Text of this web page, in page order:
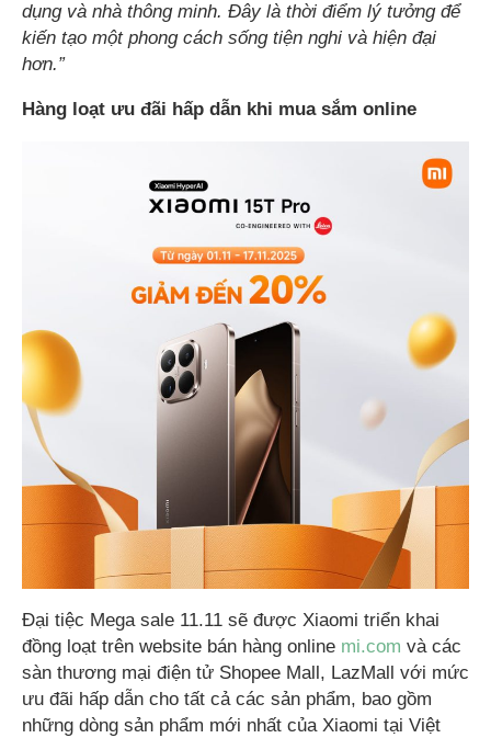
dụng và nhà thông minh. Đây là thời điểm lý tưởng để
kiến tạo một phong cách sống tiện nghi và hiện đại
hơn.”
Hàng loạt ưu đãi hấp dẫn khi mua sắm online
Đại tiệc Mega sale 11.11 sẽ được Xiaomi triển khai
đồng loạt trên website bán hàng online mi.com và các
sàn thương mại điện tử Shopee Mall, LazMall với mức
ưu đãi hấp dẫn cho tất cả các sản phẩm, bao gồm
những dòng sản phẩm mới nhất của Xiaomi tại Việt